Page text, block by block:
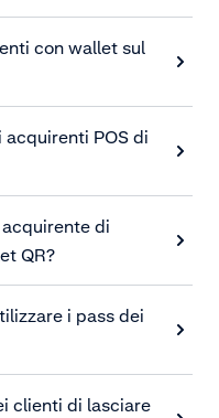
con wallet sul
POS di
di
QR?
i pass dei
clienti di lasciare